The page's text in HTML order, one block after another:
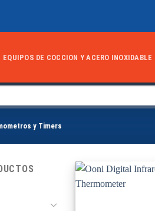
EQUIPOS DE COCCION Y ACERO INOXIDABLE
y Timers